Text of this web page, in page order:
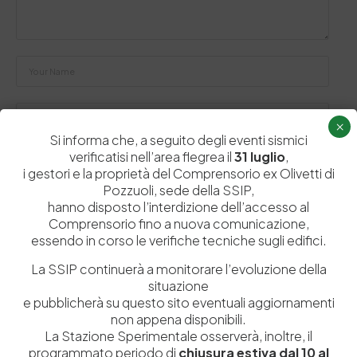
Salva il mio nome, email e sito web in questo browser per la
prossima volta che commento.
Post Comment
Si informa che, a seguito degli eventi sismici
verificatisi nell’area flegrea il31 luglio,
i gestori e la proprietà del Comprensorio ex Olivetti di
Pozzuoli, sede della SSIP,
hanno disposto l’interdizione dell’accesso al
Comprensorio fino a nuova comunicazione,
essendo in corso le verifiche tecniche sugli edifici.
La SSIP continuerà a monitorare l’evoluzione della
situazione
e pubblicherà su questo sito eventuali aggiornamenti
non appena disponibili.
La Stazione Sperimentale osserverà, inoltre, il
programmato periodo di chiusura estiva dal 10 al
×